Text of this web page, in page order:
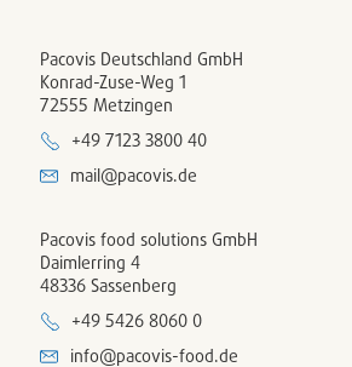
Pacovis Deutschland GmbH
Konrad-Zuse-Weg 1
72555 Metzingen
+49 7123 3800 40
mail@pacovis.de
Pacovis food solutions GmbH
Daimlerring 4
48336 Sassenberg
+49 5426 8060 0
info@pacovis-food.de